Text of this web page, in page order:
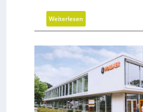
t
u
n
g
Weiterlesen:
V
k
u
u
m
w
i